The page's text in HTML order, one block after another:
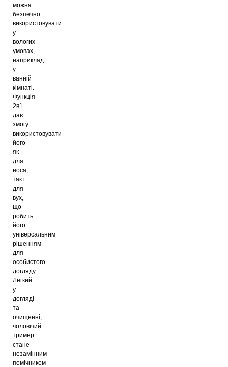
можна
безпечно
використовувати
у
вологих
умовах,
наприклад
у
ванній
кімнаті.
Функція
2в1
дає
змогу
використовувати
його
як
для
носа,
так і
для
вух,
що
робить
його
універсальним
рішенням
для
особистого
догляду.
Легкий
у
догляді
та
очищенні,
чоловічий
тример
стане
незамінним
помічником